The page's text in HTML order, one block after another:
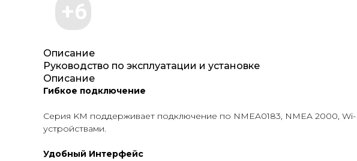
Описание
Руководство по эксплуатации и установке
Описание
Гибкое подключение
Серия KM поддерживает подключение по NMEA0183, NMEA 2000,
устройствами.
Удобный Интерфейс